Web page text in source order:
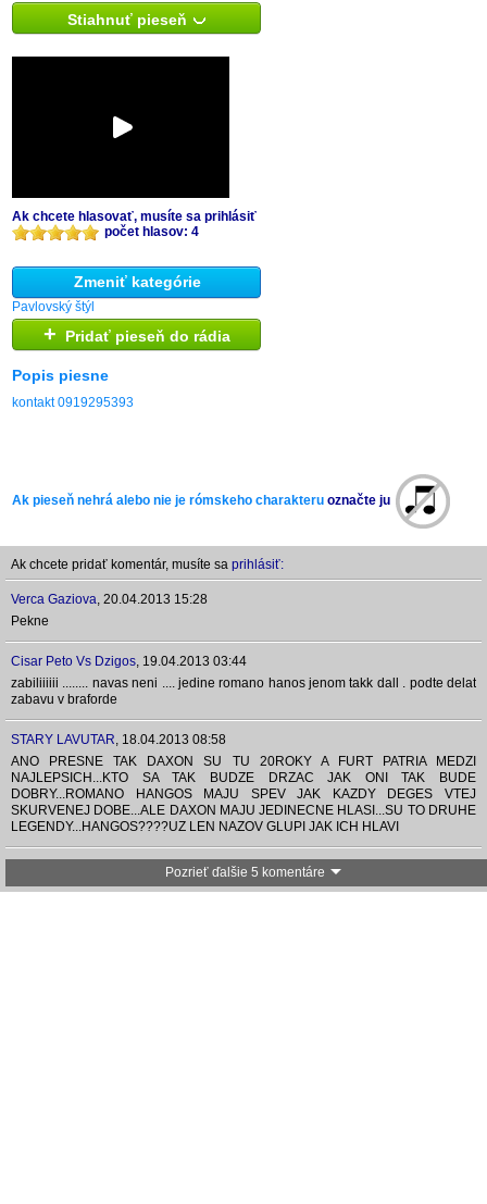
Stiahnuť pieseň
Ak chcete hlasovať, musíte sa prihlásiť
počet hlasov: 4
Zmeniť kategórie
Pavlovský štýl
+ Pridať pieseň do rádia
Popis piesne
kontakt 0919295393
Ak pieseň nehrá alebo nie je rómskeho charakteru označte ju
Ak chcete pridať komentár, musíte sa prihlásiť:
Verca Gaziova, 20.04.2013 15:28
Pekne
Cisar Peto Vs Dzigos, 19.04.2013 03:44
zabiliiiiii ........ navas neni .... jedine romano hanos jenom takk dall . podte delat
zabavu v braforde
STARY LAVUTAR, 18.04.2013 08:58
ANO PRESNE TAK DAXON SU TU 20ROKY A FURT PATRIA MEDZI
NAJLEPSICH...KTO SA TAK BUDZE DRZAC JAK ONI TAK BUDE
DOBRY...ROMANO HANGOS MAJU SPEV JAK KAZDY DEGES VTEJ
SKURVENEJ DOBE...ALE DAXON MAJU JEDINECNE HLASI...SU TO DRUHE
LEGENDY...HANGOS????UZ LEN NAZOV GLUPI JAK ICH HLAVI
Pozrieť ďalšie 5 komentáre